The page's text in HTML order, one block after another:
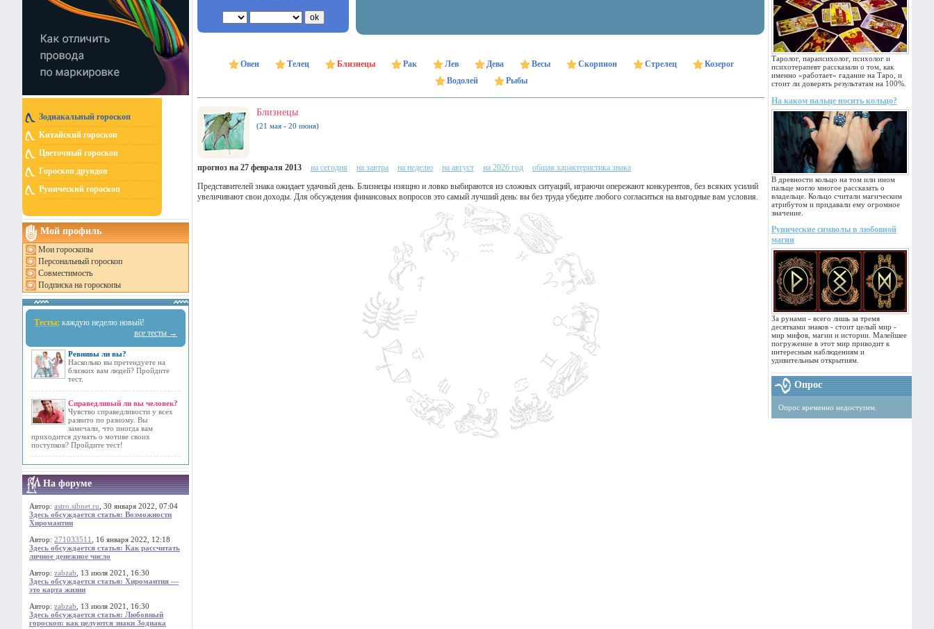
Зодиакальный гороскоп
Китайский гороскоп
Цветочный гороскоп
Гороскоп друидов
Рунический гороскоп
Мой профиль
Мои гороскопы
Персональный гороскоп
Совместимость
Подписка на гороскопы
Тесты: каждую неделю новый!
все тесты →
Ревнивы ли вы?
Насколько вы претендуете на
близких вам людей? Пройдите
тест.
Справедливый ли вы человек?
Чувство справедливости у всех
развито по разному. Вы
замечали, что иногда вам
приходится думать о мотиве своих
поступков? Пройдите тест!
На форуме
Автор: astro.sibnet.ru , 30 января 2022, 07:04
Здесь обсуждается статья: Возможности
Хиромантии
Автор: 271033511
, 16 января 2022, 12:18
Здесь обсуждается статья: Как рассчитать
личное денежное число
Автор: zabzab , 13 июля 2021, 16:30
Здесь обсуждается статья: Хиромантия —
это карта жизни
Автор: zabzab , 13 июля 2021, 16:30
Здесь обсуждается статья: Любовный
гороскоп: как целуются знаки Зодиака
Таролог, парапсихолог, психолог и
психотерапевт рассказали о том, как
именно «работает» гадание на Таро, и
стоит ли доверять результатам на 100%.
На каком пальце носить кольцо?
В древности кольцо на том или ином
пальце могло многое рассказать о
владельце. Кольцо считали магическим
атрибутом и придавали ему огромное
значение.
Рунические символы в любовной
магии
За рунами - всего лишь за тремя
десятками знаков - стоит целый мир -
мир мифов, магии и истории. Малейшее
погружение в этот мир приводит к
интересным наблюдениям и
удивительным открытиям.
Опрос
Опрос временно недоступен.
Овен Телец Близнецы Рак Лев Дева Весы Скорпион Стрелец
Козерог
Водолей
Рыбы
Близнецы
(21 мая - 20 июня)
прогноз на 27 февраля 2013 на сегодня на завтра на неделю на август на 2026 год
общая характеристика знака
Представителей знака ожидает удачный день. Близнецы изящно и ловко выбираются из сложных ситуаций, играючи опережают конкурентов, без всяких усилий
увеличивают свои доходы. Для обсуждения финансовых вопросов это самый лучший день: вы без труда убедите любого согласиться на выгодные вам условия.